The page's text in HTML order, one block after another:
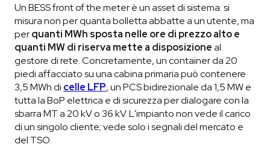
Un BESS front of the meter è un asset di sistema: si
misura non per quanta bolletta abbatte a un utente, ma
perquanti MWh sposta nelle ore di prezzo alto e
quanti MW di riserva mette a disposizioneal
gestore di rete. Concretamente, un container da 20
piedi affacciato su una cabina primaria può contenere
3,5 MWh di celle LFP, un PCS bidirezionale da 1,5 MW e
tutta la BoP elettrica e di sicurezza per dialogare con la
sbarra MT a 20 kV o 36 kV. L'impianto non vede il carico
di un singolo cliente; vede solo i segnali del mercato e
del TSO.